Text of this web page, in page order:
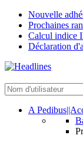
Nouvelle
Prochaines
Calcul indice
Déclaration
A